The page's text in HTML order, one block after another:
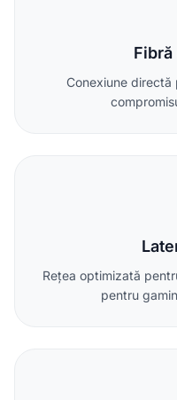
Conexiune directă
Rețea optimizată
pentru